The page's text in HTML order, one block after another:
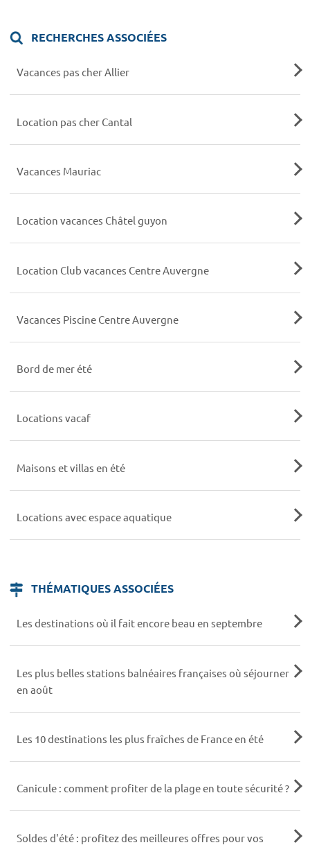
RECHERCHES ASSOCIÉES
Vacances pas cher Allier
Location pas cher Cantal
Vacances Mauriac
Location vacances Châtel guyon
Location Club vacances Centre Auvergne
Vacances Piscine Centre Auvergne
Bord de mer été
Locations vacaf
Maisons et villas en été
Locations avec espace aquatique
THÉMATIQUES ASSOCIÉES
Les destinations où il fait encore beau en septembre
Les plus belles stations balnéaires françaises où séjourner
en août
Les 10 destinations les plus fraîches de France en été
Canicule : comment profiter de la plage en toute sécurité ?
Soldes d'été : profitez des meilleures offres pour vos